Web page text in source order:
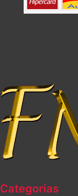
Categorias